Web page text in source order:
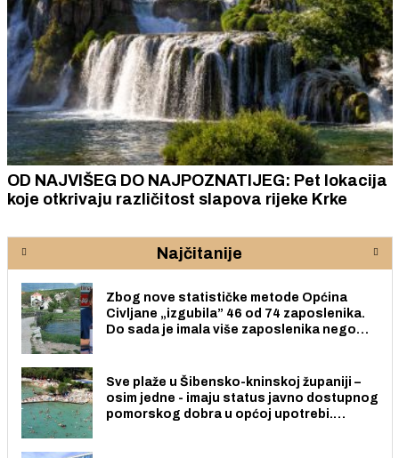
OD NAJVIŠEG DO NAJPOZNATIJEG: Pet lokacija
koje otkrivaju različitost slapova rijeke Krke
Najčitanije
Zbog nove statističke metode Općina
Civljane „izgubila” 46 od 74 zaposlenika.
Do sada je imala više zaposlenika nego
Sve plaže u Šibensko-kninskoj županiji –
osim jedne - imaju status javno dostupnog
pomorskog dobra u općoj upotrebi.